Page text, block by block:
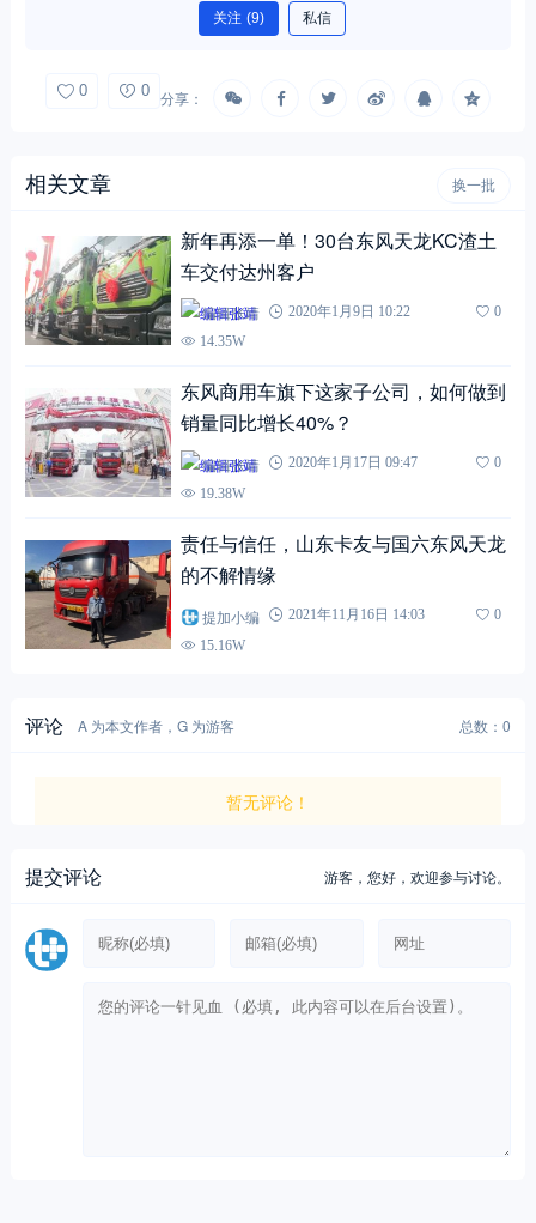
关注 (9) 私信
0 0 分享：
相关文章 换一批
新年再添一单！30台东风天龙KC渣土
车交付达州客户
编辑张靖 2020年1月9日 10:22
0
14.35W
东风商用车旗下这家子公司，如何做到
销量同比增长40%？
编辑张靖 2020年1月17日 09:47
0
19.38W
责任与信任，山东卡友与国六东风天龙
的不解情缘
提加小编 2021年11月16日 14:03
0
15.16W
评论 A 为本文作者，G 为游客 总数：0
暂无评论！
提交评论 游客，您好，欢迎参与讨论。